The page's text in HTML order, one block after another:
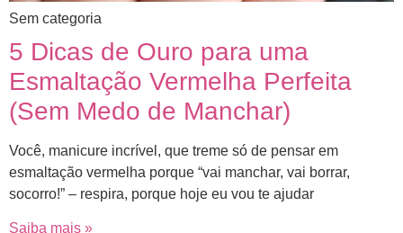
Sem categoria
5 Dicas de Ouro para uma
Esmaltação Vermelha Perfeita
(Sem Medo de Manchar)
Você, manicure incrível, que treme só de pensar em
esmaltação vermelha porque “vai manchar, vai borrar,
socorro!” – respira, porque hoje eu vou te ajudar
Saiba mais »